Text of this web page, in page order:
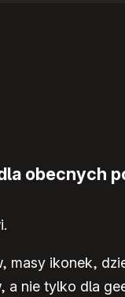
obecnych
masy ikonek,
a nie tylko dla